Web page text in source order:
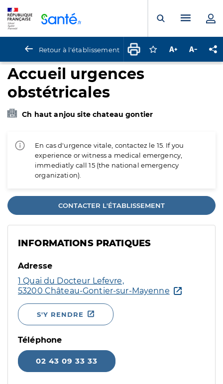
Ouvrir laMenu
Retour à l'établissement Connectez-vous
Augmenter la
Accueil urgences
obstétricales
Ch haut anjou site chateau gontier
En cas d'urgence vitale, contactez le 15. If you
experience or witness a medical emergency,
immediatly call 15 (the national emergency
organization).
CONTACTER L'ÉTABLISSEMENT
INFORMATIONS PRATIQUES
Adresse
1 Quai du Docteur Lefevre,
53200 Château-Gontier-sur-Mayenne
S'Y RENDRE
Téléphone
02 43 09 33 33